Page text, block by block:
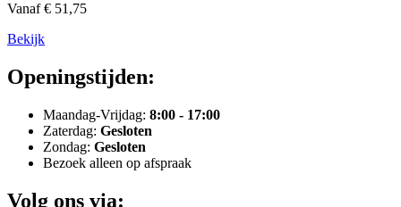
Vanaf € 51,75
Bekijk
Openingstijden:
Maandag-Vrijdag: 8:00 - 17:00
Zaterdag: Gesloten
Zondag: Gesloten
Bezoek alleen op afspraak
Volg ons via: